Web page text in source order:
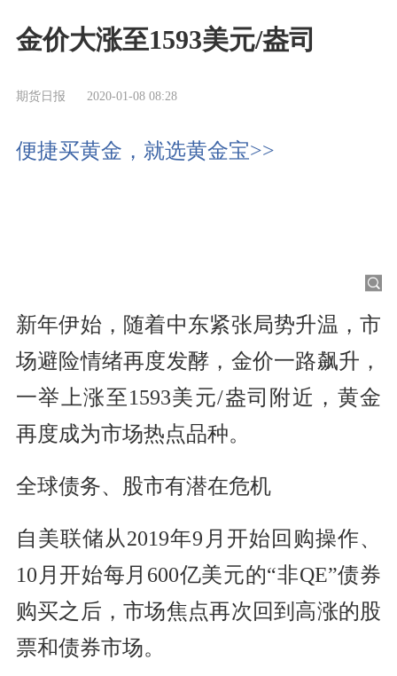
金价大涨至1593美元/盎司
期货日报 2020-01-08 08:28
便捷买黄金，就选黄金宝>>
新年伊始，随着中东紧张局势升温，市
场避险情绪再度发酵，金价一路飙升，
一举上涨至1593美元/盎司附近，黄金
再度成为市场热点品种。
全球债务、股市有潜在危机
自 美联储从2019年9月开始回购操作、
10月开始每月600亿美元的“非QE”债券
购买之后，市场焦点再次回到高涨的股
票和债券市场。